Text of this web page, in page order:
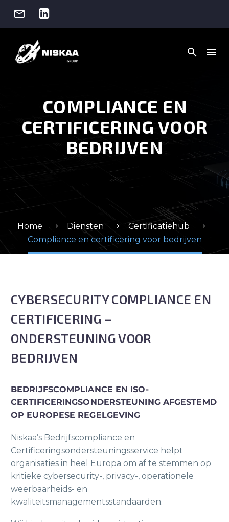

 

COMPLIANCE EN
CERTIFICERING VOOR
BEDRIJVEN
Home Diensten
Certificatiehub
Compliance en certificering voor bedrijven
CYBERSECURITY COMPLIANCE EN
CERTIFICERING –
ONDERSTEUNING VOOR
BEDRIJVEN
BEDRIJFSCOMPLIANCE EN ISO-
CERTIFICERINGSONDERSTEUNING AFGESTEMD
OP EUROPESE REGELGEVING
Niskaa’s Bedrijfscompliance en
Certificeringsondersteuningsservice helpt
organisaties in heel Europa om af te stemmen op
kritieke cybersecurity-, privacy-, operationele
weerbaarheids- en
kwaliteitsmanagementsstandaarden.